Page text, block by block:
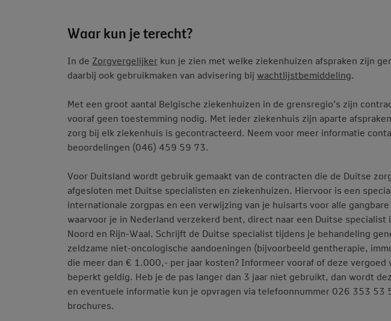
Waar kun je terecht?
In de Zorgvergelijker kun je zien met welke ziekenhuizen afspraken zijn
daarbij ook gebruikmaken van advisering bij wachtlijstbemiddeling.
Met een groot aantal Belgische ziekenhuizen in de grensregio’s zijn
vooraf geen toestemming nodig. Met ieder ziekenhuis zijn aparte
zorg bij elk ziekenhuis is gecontracteerd. Neem voor meer informatie
beoordelingen (046) 459 59 73.
Voor Duitsland wordt gebruik gemaakt van de contracten die de Duitse
afgesloten met Duitse specialisten en ziekenhuizen. Hiervoor is een
internationale zorgpas en een verwijzing van je huisarts voor alle
waarvoor je in Nederland verzekerd bent, direct naar een Duitse specialist
Noord en Rijn-Waal. Schrijft de Duitse specialist tijdens je behandeling
zeldzame niet-oncologische aandoeningen (bijvoorbeeld gentherapie,
die meer dan € 1.000,- per jaar kosten? Informeer vooraf of deze
beperkt geldig. Heb je de pas langer dan 3 jaar niet gebruikt, dan wordt
en eventuele informatie kun je opvragen via telefoonnummer 026 353 53
brochures.